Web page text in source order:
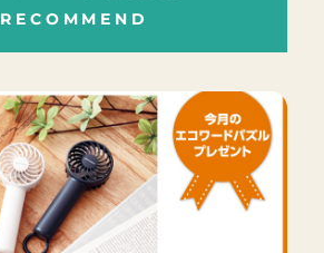
RECOMMEND